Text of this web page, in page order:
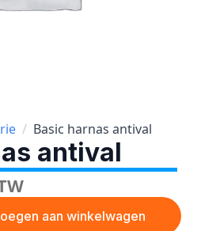
Basic harnas antival
antival
aan winkelwagen